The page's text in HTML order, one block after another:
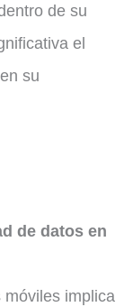
de su
el
su
de datos en
implica